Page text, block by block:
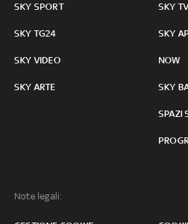
SKY SPORT
SKY TG24
SKY VIDEO
SKY ARTE
SKY
SKY
NOW
SKY
SPAZI
Note legali: